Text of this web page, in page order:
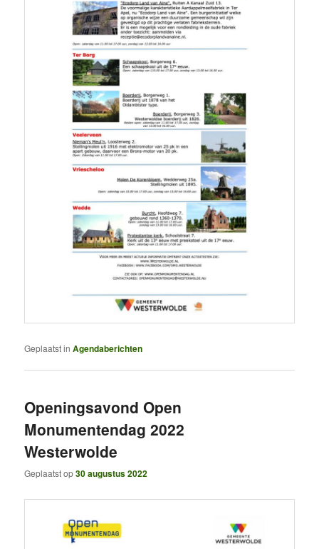
Geplaatst in Agendaberichten
Openingsavond Open
Monumentendag 2022
Westerwolde
Geplaatst op30 augustus 2022